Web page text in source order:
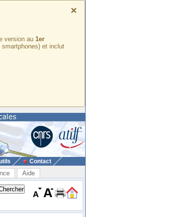
×
version au 1er
et inclut
Contact
Aide